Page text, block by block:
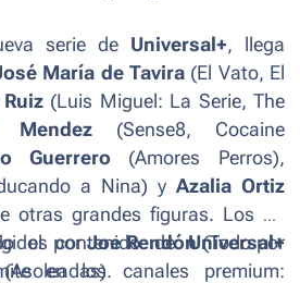
serie de Universal+, llega
María de Tavira (El Vato, El
(Luis Miguel: La Serie, The
Mendez (Sense8, Cocaine
Guerrero (Amores Perros),
a Nina) y Azalia Ortiz
otras grandes figuras. Los 10
porJoe Rendón(Todo por
(Asoleadas).
el contenido deUniversal+
en los canales premium: